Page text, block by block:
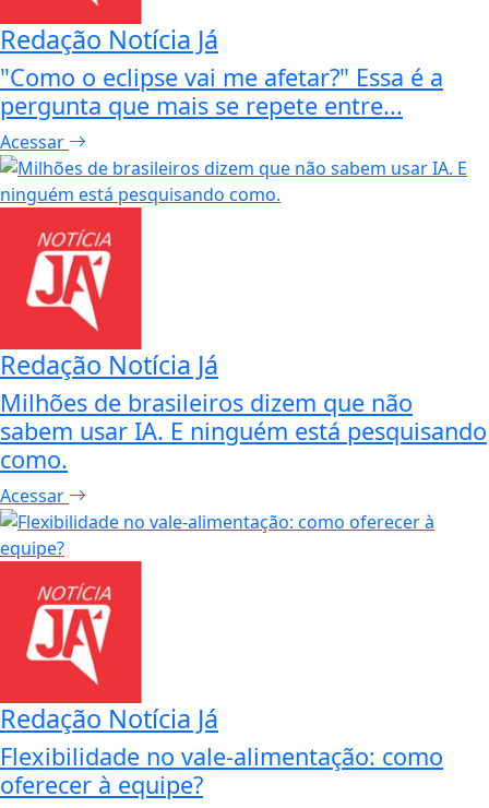
Redação Notícia Já
"Como o eclipse vai me afetar?" Essa é a
pergunta que mais se repete entre...
Acessar
Redação Notícia Já
Milhões de brasileiros dizem que não
sabem usar IA. E ninguém está pesquisando
como.
Acessar
Redação Notícia Já
Flexibilidade no vale-alimentação: como
oferecer à equipe?